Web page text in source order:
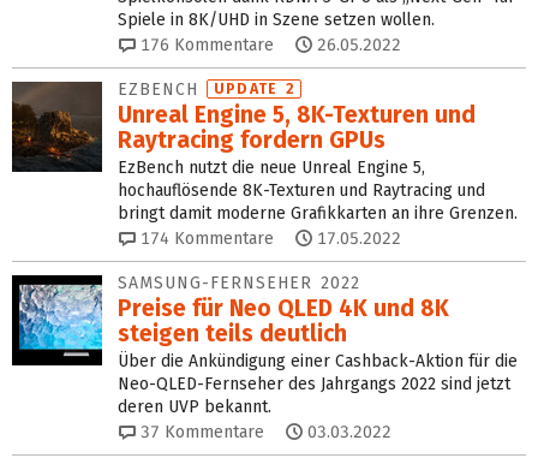
Spiele in 8K/UHD in Szene setzen wollen.
176 Kommentare 26.05.2022
EZBENCH UPDATE 2
Unreal Engine 5, 8K-Texturen und
Raytracing fordern GPUs
EzBench nutzt die neue Unreal Engine 5,
hochauflösende 8K-Texturen und Raytracing und
bringt damit moderne Grafikkarten an ihre Grenzen.
174 Kommentare 17.05.2022
SAMSUNG-FERNSEHER 2022
Preise für Neo QLED 4K und 8K
steigen teils deutlich
Über die Ankündigung einer Cashback-Aktion für die
Neo-QLED-Fernseher des Jahrgangs 2022 sind jetzt
deren UVP bekannt.
37 Kommentare 03.03.2022